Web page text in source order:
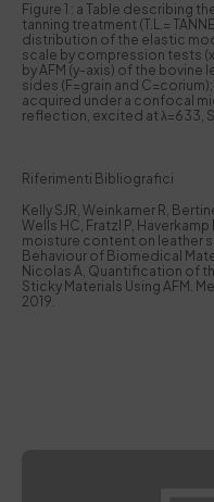
Figure 1 : a Table describing
tanning treatment (T.L.=
distribution of the elastic
scale by compression tests
by AFM (y-axis) of the
sides (F=grain and
acquired under a confocal
reflection, excited at λ=633,
Riferimenti Bibliografici
Kelly SJR, Weinkamer R,
Wells HC, Fratzl P,
moisture content on leather
Behaviour of Biomedical
Nicolas A, Quantification of
Sticky Materials Using AFM.
2019.